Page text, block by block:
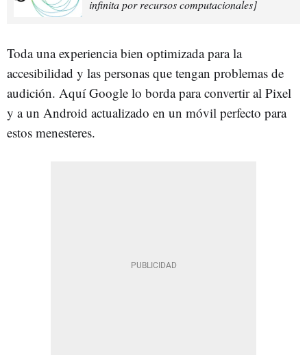
infinita por recursos computacionales]
Toda una experiencia bien optimizada para la
accesibilidad y las personas que tengan problemas de
audición. Aquí Google lo borda para convertir al Pixel
y a un Android actualizado en un móvil perfecto para
estos menesteres.